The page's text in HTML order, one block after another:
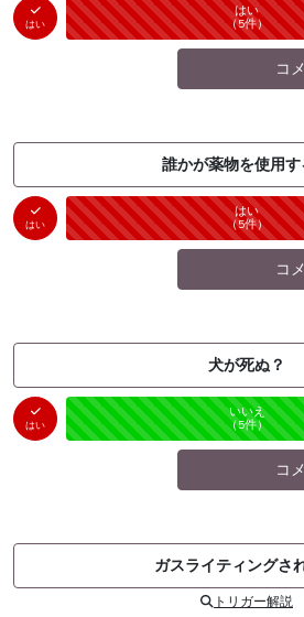
はい
はい
（5件）
コ
誰かが薬物を使用す
はい
はい
（5件）
コ
犬が死ぬ？
はい
はい
（0件）
未投票
いいえ
（5件）
コ
ガスライティングさ
トリガー解説